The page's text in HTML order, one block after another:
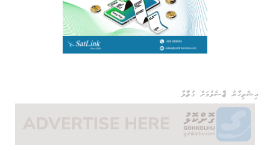
އިޝްތިހާރު ޖެއްސެވުމަށް ގުޅުއްވާ